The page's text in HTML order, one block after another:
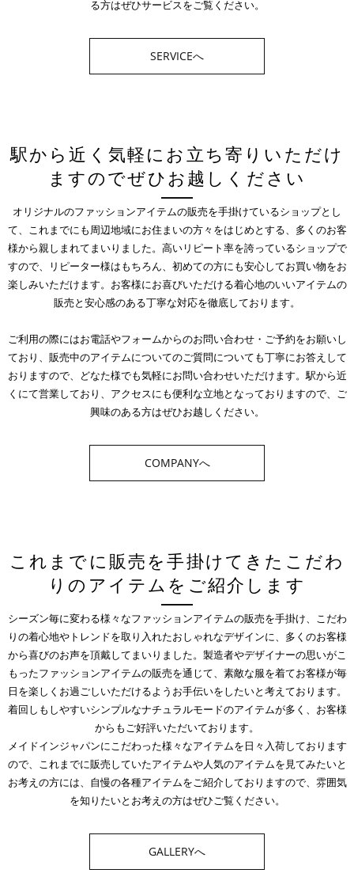
る方はぜひサービスをご覧ください。
SERVICEへ
オリジナルのファッションアイテムの販売を手掛けているショップとし
て、これまでにも周辺地域にお住まいの方々をはじめとする、多くのお客
様から親しまれてまいりました。高いリピート率を誇っているショップで
すので、リピーター様はもちろん、初めての方にも安心してお買い物をお
楽しみいただけます。お客様にお喜びいただける着心地のいいアイテムの
販売と安心感のある丁寧な対応を徹底しております。
ご利用の際にはお電話やフォームからのお問い合わせ・ご予約をお願いし
ており、販売中のアイテムについてのご質問についても丁寧にお答えして
おりますので、どなた様でも気軽にお問い合わせいただけます。駅から近
くにて営業しており、アクセスにも便利な立地となっておりますので、ご
興味のある方はぜひお越しください。
駅から近く気軽にお立ち寄りいただけ
ますのでぜひお越しください
COMPANYへ
シーズン毎に変わる様々なファッションアイテムの販売を手掛け、こだわ
りの着心地やトレンドを取り入れたおしゃれなデザインに、多くのお客様
から喜びのお声を頂戴してまいりました。製造者やデザイナーの思いがこ
もったファッションアイテムの販売を通じて、素敵な服を着てお客様が毎
日を楽しくお過ごしいただけるようお手伝いをしたいと考えております。
着回しもしやすいシンプルなナチュラルモードのアイテムが多く、お客様
からもご好評いただいております。
メイドインジャパンにこだわった様々なアイテムを日々入荷しております
ので、これまでに販売していたアイテムや人気のアイテムを見てみたいと
お考えの方には、自慢の各種アイテムをご紹介しておりますので、雰囲気
を知りたいとお考えの方はぜひご覧ください。
これまでに販売を手掛けてきたこだわ
りのアイテムをご紹介します
GALLERYへ